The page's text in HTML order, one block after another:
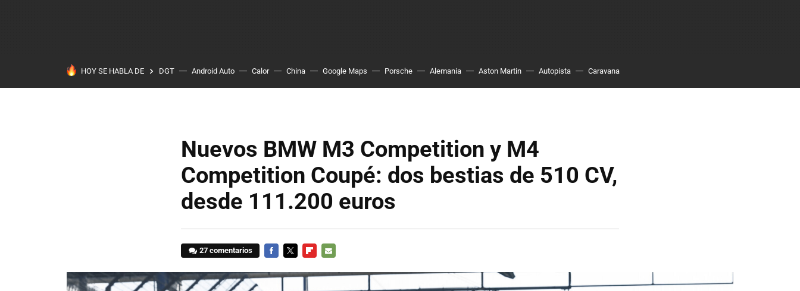
HOY SE HABLA DE DGT Android Auto Calor China Google Maps Porsche Alemania Aston Martin Autopista Caravana
Nuevos BMW M3 Competition y M4
Competition Coupé: dos bestias de 510 CV,
desde 111.200 euros
27 comentarios
MAIL